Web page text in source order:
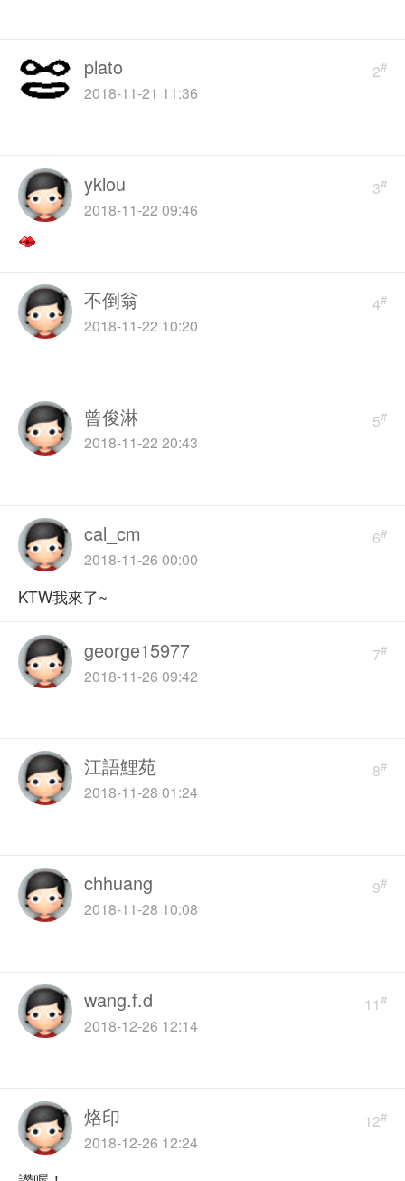
2#
plato
2018-11-21 11:36
3#
yklou
2018-11-22 09:46
4#
不倒翁
2018-11-22 10:20
5#
曾俊淋
2018-11-22 20:43
6#
cal_cm
2018-11-26 00:00
KTW我來了~
7#
george15977
2018-11-26 09:42
8#
江語鯉苑
2018-11-28 01:24
9#
chhuang
2018-11-28 10:08
11#
wang.f.d
2018-12-26 12:14
12#
烙印
2018-12-26 12:24